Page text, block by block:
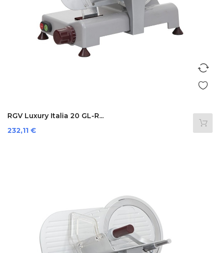
RGV Luxury Italia 20 GL-R...
Prezzo
232,11 €